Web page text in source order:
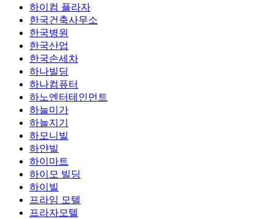
하이컴 플라자
한국건축사무소
한국병원
한국산업
한국손세차
하나빌딩
하나컴퓨터
하노엔터테인먼트
하늘미가
하늘지기
하모니빌
하얀빌
하이마트
하이모 빌딩
하이빌
프라임 모텔
프라자모텔